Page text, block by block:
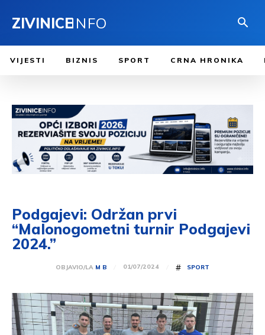
ZIVINICEINFO
VIJESTI BIZNIS SPORT CRNA HRONIKA
Podgajevi: Održan prvi
“Malonogometni turnir Podgajevi
2024.”
OBJAVIO/LA M B 01/07/2024 # SPORT